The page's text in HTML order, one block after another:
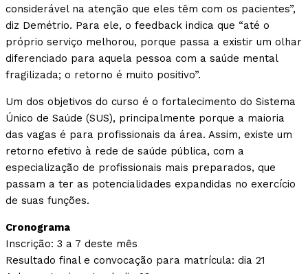
considerável na atenção que eles têm com os pacientes”,
diz Demétrio. Para ele, o feedback indica que “até o
próprio serviço melhorou, porque passa a existir um olhar
diferenciado para aquela pessoa com a saúde mental
fragilizada; o retorno é muito positivo”.
Um dos objetivos do curso é o fortalecimento do Sistema
Único de Saúde (SUS), principalmente porque a maioria
das vagas é para profissionais da área. Assim, existe um
retorno efetivo à rede de saúde pública, com a
especialização de profissionais mais preparados, que
passam a ter as potencialidades expandidas no exercício
de suas funções.
Cronograma
Inscrição: 3 a 7 deste mês
Resultado final e convocação para matrícula: dia 21